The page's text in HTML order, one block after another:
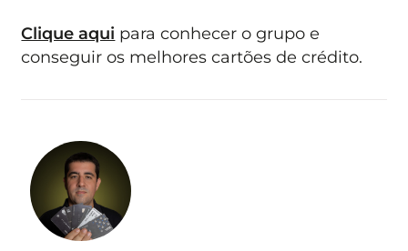
Clique aqui para conhecer o grupo e
conseguir os melhores cartões de crédito.